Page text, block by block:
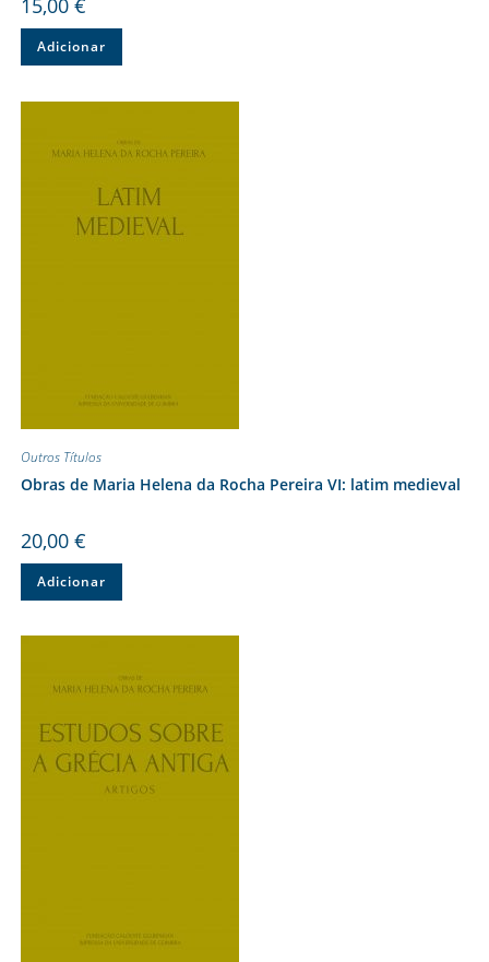
15,00 €
Adicionar
Outros Títulos
Obras de Maria Helena da Rocha Pereira VI: latim medieval
20,00 €
Adicionar